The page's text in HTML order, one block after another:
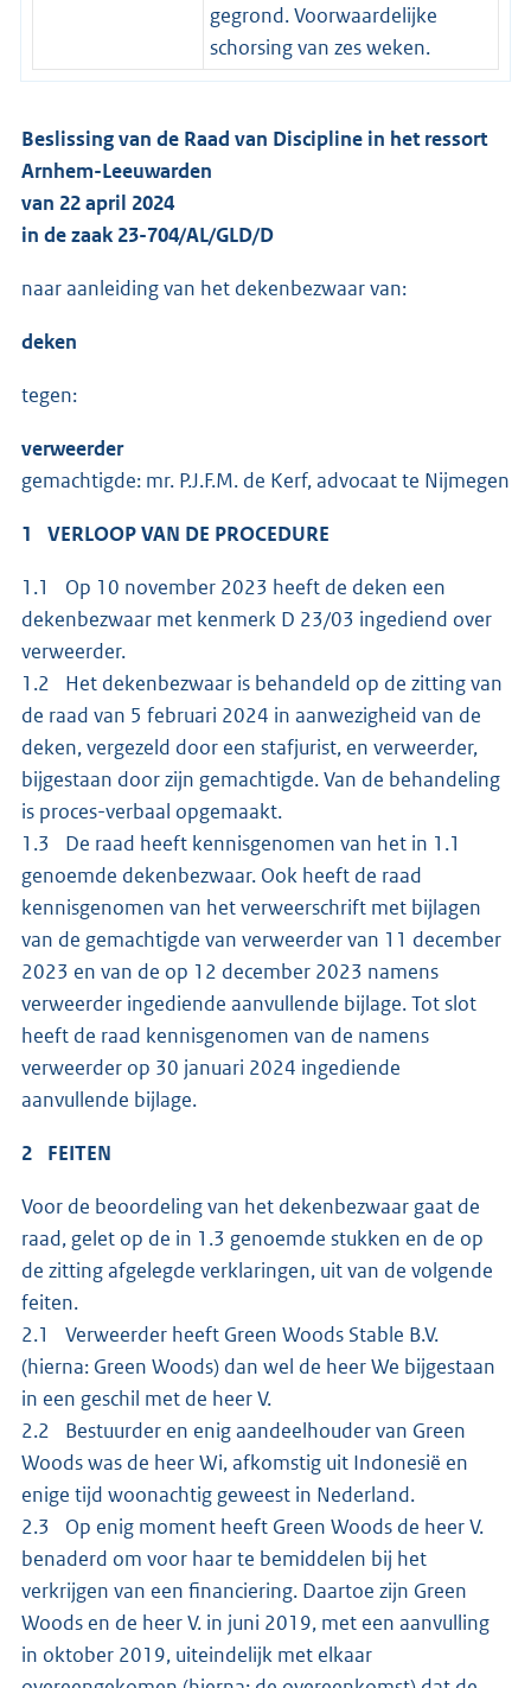
gegrond. Voorwaardelijke
schorsing van zes weken.
Beslissing van de Raad van Discipline in het ressort
Arnhem-Leeuwarden
van 22 april 2024
in de zaak 23-704/AL/GLD/D
naar aanleiding van het dekenbezwaar van:
deken
tegen:
verweerder
gemachtigde: mr. P.J.F.M. de Kerf, advocaat te Nijmegen
1 VERLOOP VAN DE PROCEDURE
1.1 Op 10 november 2023 heeft de deken een
dekenbezwaar met kenmerk D 23/03 ingediend over
verweerder.
1.2 Het dekenbezwaar is behandeld op de zitting van
de raad van 5 februari 2024 in aanwezigheid van de
deken, vergezeld door een stafjurist, en verweerder,
bijgestaan door zijn gemachtigde. Van de behandeling
is proces-verbaal opgemaakt.
1.3 De raad heeft kennisgenomen van het in 1.1
genoemde dekenbezwaar. Ook heeft de raad
kennisgenomen van het verweerschrift met bijlagen
van de gemachtigde van verweerder van 11 december
2023 en van de op 12 december 2023 namens
verweerder ingediende aanvullende bijlage. Tot slot
heeft de raad kennisgenomen van de namens
verweerder op 30 januari 2024 ingediende
aanvullende bijlage.
2 FEITEN
Voor de beoordeling van het dekenbezwaar gaat de
raad, gelet op de in 1.3 genoemde stukken en de op
de zitting afgelegde verklaringen, uit van de volgende
feiten.
2.1 Verweerder heeft Green Woods Stable B.V.
(hierna: Green Woods) dan wel de heer We bijgestaan
in een geschil met de heer V.
2.2 Bestuurder en enig aandeelhouder van Green
Woods was de heer Wi, afkomstig uit Indonesië en
enige tijd woonachtig geweest in Nederland.
2.3 Op enig moment heeft Green Woods de heer V.
benaderd om voor haar te bemiddelen bij het
verkrijgen van een financiering. Daartoe zijn Green
Woods en de heer V. in juni 2019, met een aanvulling
in oktober 2019, uiteindelijk met elkaar